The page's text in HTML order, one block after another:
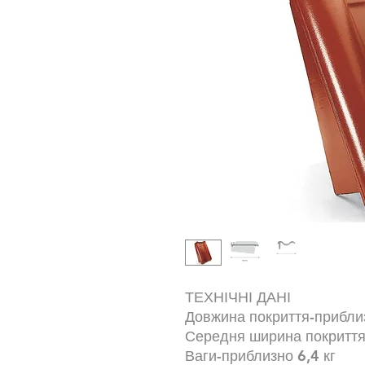
ТЕХНІЧНІ ДАНІ
Довжина покриття-
Середня ширина
Ваги-приблизно 6,4 кг